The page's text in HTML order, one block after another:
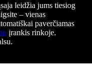
leidžia jums tiesiog
– vienas
paverčiamas
įrankis rinkoje.